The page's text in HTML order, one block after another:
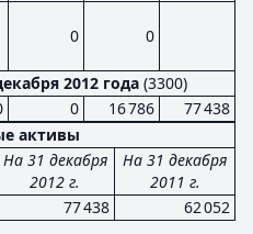
0 0
2012 года (3300)
0 16 786
77 438
активы
На 31 декабря
2012 г.
На 31 декабря
2011 г.
77 438 62 052